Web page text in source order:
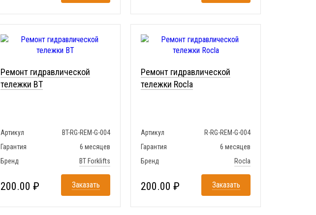
Ремонт гидравлической
тележки BT
Артикул
BT-RG-REM-G-004
Гарантия
6 месяцев
Бренд
BT Forklifts
200.00 ₽ Заказать
Ремонт гидравлической
тележки Rocla
Артикул
R-RG-REM-G-004
Гарантия
6 месяцев
Бренд
Rocla
200.00 ₽ Заказать